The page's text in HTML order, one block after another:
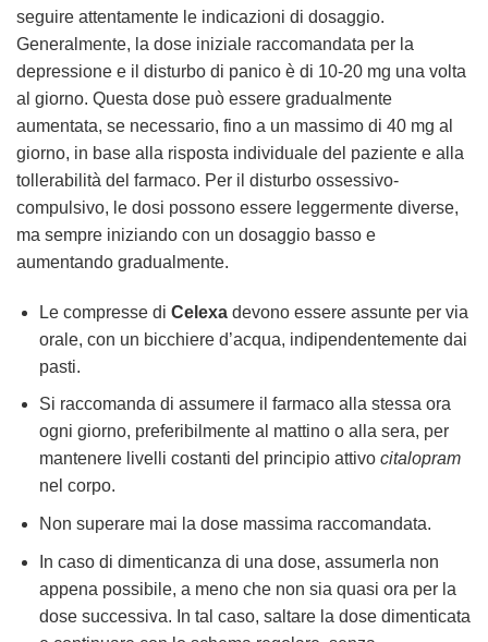
seguire attentamente le indicazioni di dosaggio.
Generalmente, la dose iniziale raccomandata per la
depressione e il disturbo di panico è di 10-20 mg una volta
al giorno. Questa dose può essere gradualmente
aumentata, se necessario, fino a un massimo di 40 mg al
giorno, in base alla risposta individuale del paziente e alla
tollerabilità del farmaco. Per il disturbo ossessivo-
compulsivo, le dosi possono essere leggermente diverse,
ma sempre iniziando con un dosaggio basso e
aumentando gradualmente.
Le compresse di Celexadevono essere assunte per via
orale, con un bicchiere d’acqua, indipendentemente dai
pasti.
Si raccomanda di assumere il farmaco alla stessa ora
ogni giorno, preferibilmente al mattino o alla sera, per
mantenere livelli costanti del principio attivo citalopram
nel corpo.
Non superare mai la dose massima raccomandata.
In caso di dimenticanza di una dose, assumerla non
appena possibile, a meno che non sia quasi ora per la
dose successiva. In tal caso, saltare la dose dimenticata